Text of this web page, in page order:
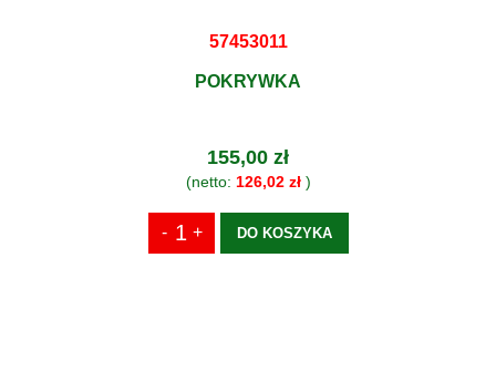
57453011
POKRYWKA
155,00 zł
(netto: 126,02 zł)
DO KOSZYKA